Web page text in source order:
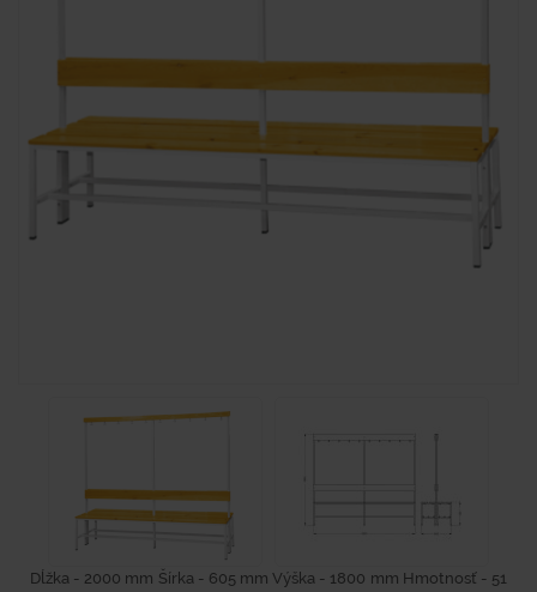
Dĺžka - 2000 mm Šírka - 605 mm Výška - 1800 mm Hmotnosť - 51